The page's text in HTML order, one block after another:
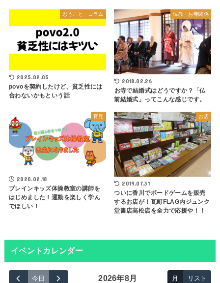
思うこと・コラム
2025.02.05
povoを契約したけど、貧乏性には
合わないかもという話
仏教・お寺関係
2018.02.26
お寺で結婚式はどうですか？「仏
前結婚式」ってこんな感じです。
育児
2020.02.18
ブレインキッズ体操教室の講師を
はじめました！運動を楽しく学ん
でほしい！
お店
2019.07.31
ついに香川でボードゲームを販売
するお店が！瓦町FLAG内ジュンク
堂書店高松店を全力で応援や！！
イベントカレンダー
今日 2026年8月 月 リスト